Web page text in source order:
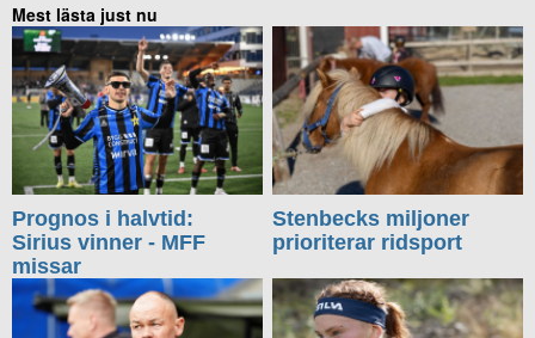
Mest lästa just nu
Prognos i halvtid:
Sirius vinner - MFF
missar
Stenbecks miljoner
prioriterar ridsport